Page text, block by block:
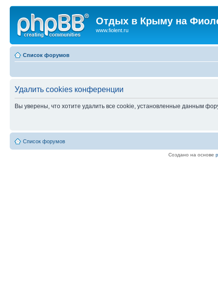
Отдых в Крыму на
www.fiolent.ru
Список форумов
Удалить cookies конференции
Вы уверены, что хотите удалить все cookie, установленные данным
Список форумов
Создано на основе